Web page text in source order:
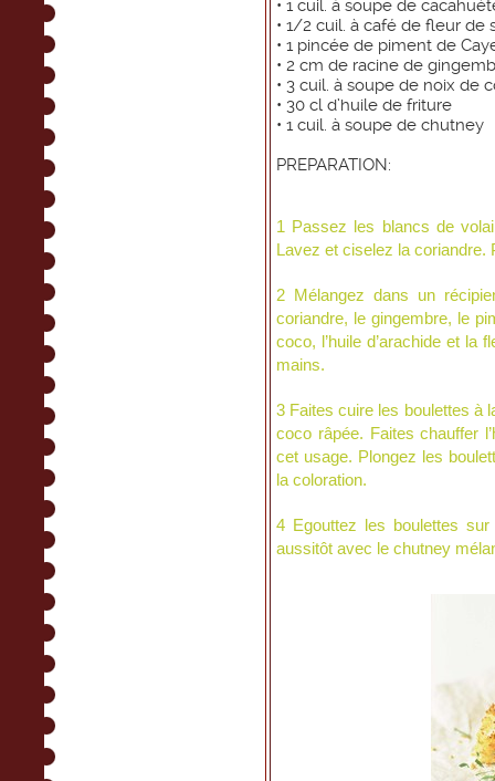
• 1 cuil. à soupe de
• 1/2 cuil. à café de fleur de
• 1 pincée de piment de
• 2 cm de racine de
• 3 cuil. à soupe de noix de
• 30 cl d’huile de friture
• 1 cuil. à soupe de chutney
PREPARATION:
1 Passez les blancs de
Lavez et ciselez la coriandre.
2 Mélangez dans un
coriandre, le gingembre, le
coco, l’huile d’arachide et la
mains.
3 Faites cuire les boulettes à
coco râpée. Faites chauffer
cet usage. Plongez les
la coloration.
4 Egouttez les boulettes
aussitôt avec le chutney